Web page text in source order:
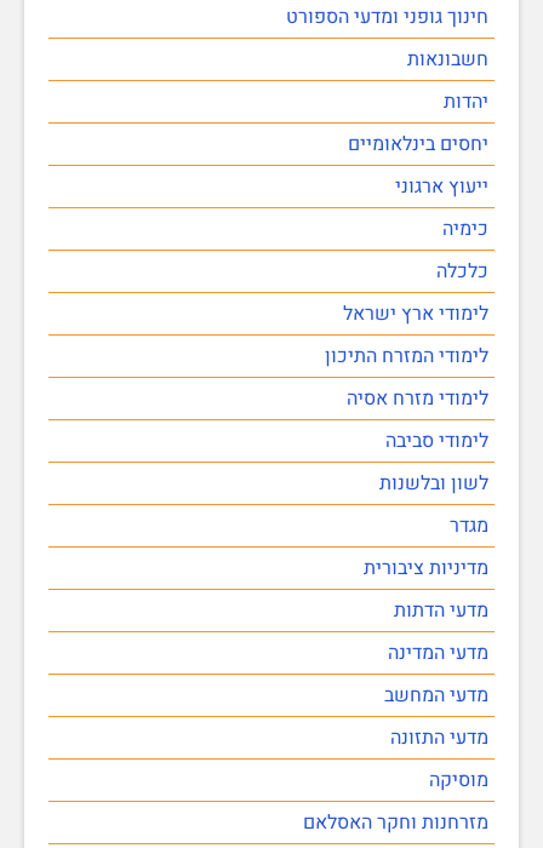
חינוך גופני ומדעי הספורט
חשבונאות
יהדות
יחסים בינלאומיים
ייעוץ ארגוני
כימיה
כלכלה
לימודי ארץ ישראל
לימודי המזרח התיכון
לימודי מזרח אסיה
לימודי סביבה
לשון ובלשנות
מגדר
מדיניות ציבורית
מדעי הדתות
מדעי המדינה
מדעי המחשב
מדעי התזונה
מוסיקה
מזרחנות וחקר האסלאם